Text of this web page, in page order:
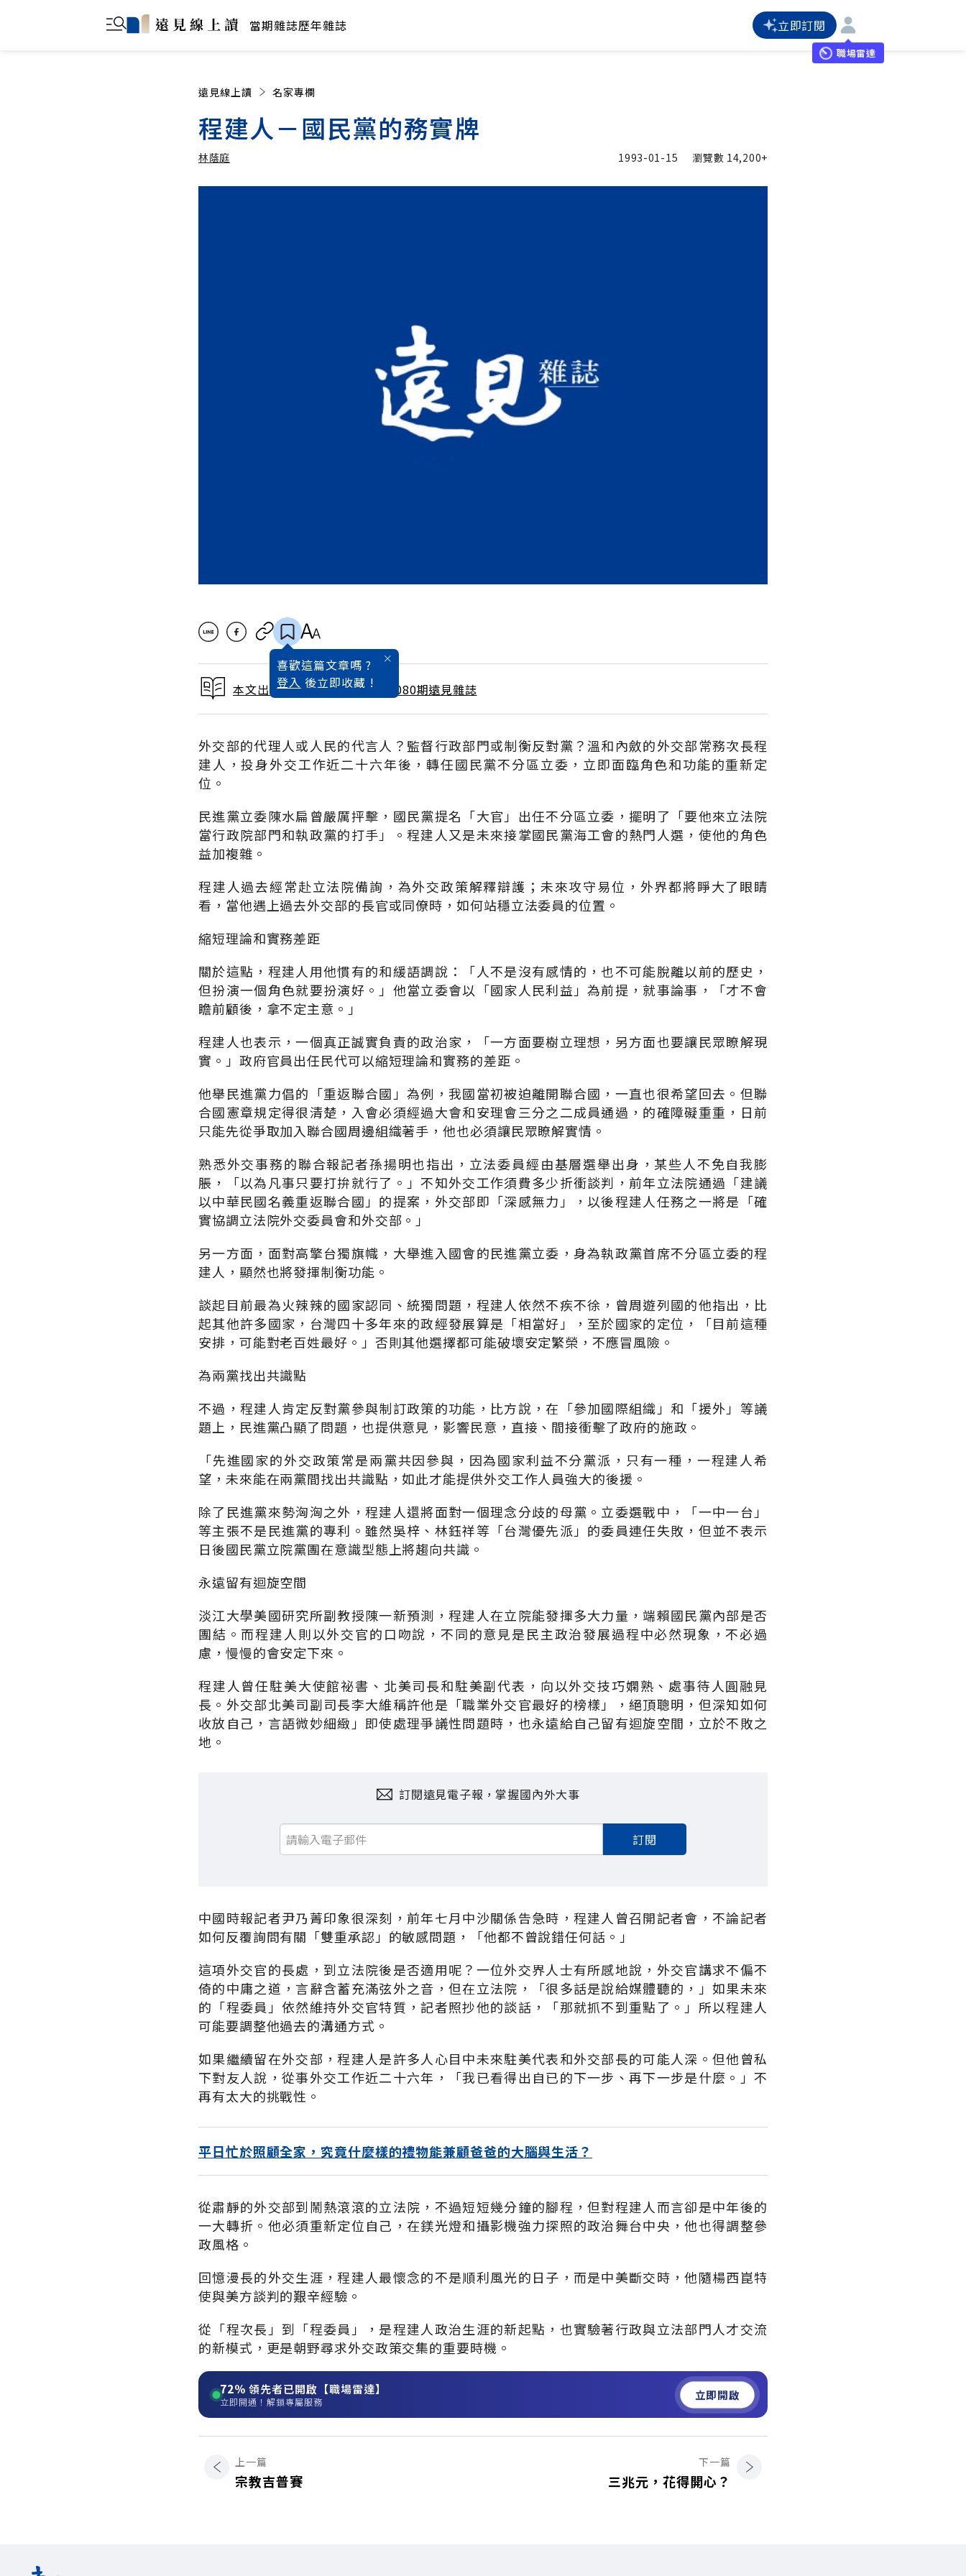
當期雜誌歷年雜誌 立即訂閱
職場雷達
遠見線上讀 名家專欄
程建人－國民黨的務實牌
林蔭庭 1993-01-15 瀏覽數 14,200+
喜歡這篇文章嗎 ?
登入 後立即收藏 !
本文出自 1993 / 2月號雜誌 第080期遠見雜誌
外交部的代理人或人民的代言人？監督行政部門或制衡反對黨？溫和內斂的外交部常務次長程
建人，投身外交工作近二十六年後，轉任國民黨不分區立委，立即面臨角色和功能的重新定
位。
民進黨立委陳水扁曾嚴厲抨擊，國民黨提名「大官」出任不分區立委，擺明了「要他來立法院
當行政院部門和執政黨的打手」。程建人又是未來接掌國民黨海工會的熱門人選，使他的角色
益加複雜。
程建人過去經常赴立法院備詢，為外交政策解釋辯護；未來攻守易位，外界都將睜大了眼睛
看，當他遇上過去外交部的長官或同僚時，如何站穩立法委員的位置。
縮短理論和實務差距
關於這點，程建人用他慣有的和緩語調說：「人不是沒有感情的，也不可能脫離以前的歷史，
但扮演一個角色就要扮演好。」他當立委會以「國家人民利益」為前提，就事論事，「才不會
瞻前顧後，拿不定主意。」
程建人也表示，一個真正誠實負責的政治家，「一方面要樹立理想，另方面也要讓民眾瞭解現
實。」政府官員出任民代可以縮短理論和實務的差距。
他舉民進黨力倡的「重返聯合國」為例，我國當初被迫離開聯合國，一直也很希望回去。但聯
合國憲章規定得很清楚，入會必須經過大會和安理會三分之二成員通過，的確障礙重重，日前
只能先從爭取加入聯合國周邊組織著手，他也必須讓民眾瞭解實情。
熟悉外交事務的聯合報記者孫揚明也指出，立法委員經由基層選舉出身，某些人不免自我膨
脹，「以為凡事只要打拚就行了。」不知外交工作須費多少折衝談判，前年立法院通過「建議
以中華民國名義重返聯合國」的提案，外交部即「深感無力」，以後程建人任務之一將是「確
實協調立法院外交委員會和外交部。」
另一方面，面對高擎台獨旗幟，大舉進入國會的民進黨立委，身為執政黨首席不分區立委的程
建人，顯然也將發揮制衡功能。
談起目前最為火辣辣的國家認同、統獨問題，程建人依然不疾不徐，曾周遊列國的他指出，比
起其他許多國家，台灣四十多年來的政經發展算是「相當好」，至於國家的定位，「目前這種
安排，可能對老百姓最好。」否則其他選擇都可能破壞安定繁榮，不應冒風險。
為兩黨找出共識點
不過，程建人肯定反對黨參與制訂政策的功能，比方說，在「參加國際組織」和「援外」等議
題上，民進黨凸顯了問題，也提供意見，影響民意，直接、間接衝擊了政府的施政。
「先進國家的外交政策常是兩黨共因參與，因為國家利益不分黨派，只有一種，一程建人希
望，未來能在兩黨間找出共識點，如此才能提供外交工作人員強大的後援。
除了民進黨來勢洶洶之外，程建人還將面對一個理念分歧的母黨。立委選戰中，「一中一台」
等主張不是民進黨的專利。雖然吳梓、林鈺祥等「台灣優先派」的委員連任失敗，但並不表示
日後國民黨立院黨團在意識型態上將趨向共識。
永遠留有迴旋空間
淡江大學美國研究所副教授陳一新預測，程建人在立院能發揮多大力量，端賴國民黨內部是否
團結。而程建人則以外交官的口吻說，不同的意見是民主政治發展過程中必然現象，不必過
慮，慢慢的會安定下來。
程建人曾任駐美大使館祕書、北美司長和駐美副代表，向以外交技巧嫻熟、處事待人圓融見
長。外交部北美司副司長李大維稱許他是「職業外交官最好的榜樣」，絕頂聰明，但深知如何
收放自己，言語微妙細緻」即使處理爭議性問題時，也永遠給自己留有迴旋空間，立於不敗之
地。
訂閱遠見電子報，掌握國內外大事
訂閱
中國時報記者尹乃菁印象很深刻，前年七月中沙關係告急時，程建人曾召開記者會，不論記者
如何反覆詢問有關「雙重承認」的敏感問題，「他都不曾說錯任何話。」
這項外交官的長處，到立法院後是否適用呢？一位外交界人士有所感地說，外交官講求不偏不
倚的中庸之道，言辭含蓄充滿弦外之音，但在立法院，「很多話是說給媒體聽的，」如果未來
的「程委員」依然維持外交官特質，記者照抄他的談話，「那就抓不到重點了。」所以程建人
可能要調整他過去的溝通方式。
如果繼續留在外交部，程建人是許多人心目中未來駐美代表和外交部長的可能人深。但他曾私
下對友人說，從事外交工作近二十六年，「我已看得出自已的下一步、再下一步是什麼。」不
再有太大的挑戰性。
平日忙於照顧全家，究竟什麼樣的禮物能兼顧爸爸的大腦與生活？
從肅靜的外交部到鬧熱滾滾的立法院，不過短短幾分鐘的腳程，但對程建人而言卻是中年後的
一大轉折。他必須重新定位自己，在鎂光燈和攝影機強力探照的政治舞台中央，他也得調整參
政風格。
回憶漫長的外交生涯，程建人最懷念的不是順利風光的日子，而是中美斷交時，他隨楊西崑特
使與美方談判的艱辛經驗。
從「程次長」到「程委員」，是程建人政治生涯的新起點，也實驗著行政與立法部門人才交流
的新模式，更是朝野尋求外交政策交集的重要時機。
72% 領先者已開啟【職場雷達】
立即開通！解鎖專屬服務 立即開啟
上一篇
宗教吉普賽
下一篇
三兆元，花得開心？